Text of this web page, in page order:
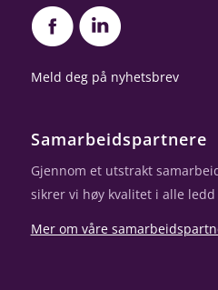
Meld deg på nyhetsbrev
Samarbeidspartnere
Gjennom et utstrakt
sikrer vi høy kvalitet i alle
Mer om våre